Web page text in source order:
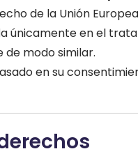
de la Unión
únicamente en el
modo similar.
en su